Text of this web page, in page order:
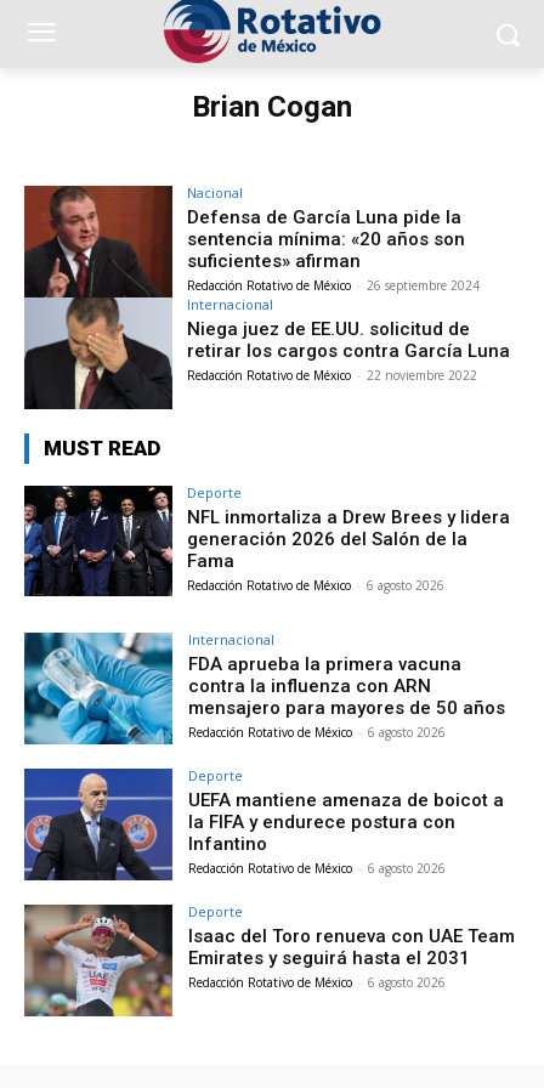
Brian Cogan
Nacional
Defensa de García Luna pide la
sentencia mínima: «20 años son
suficientes» afirman
Redacción Rotativo de México - 26 septiembre 2024
Internacional
Niega juez de EE.UU. solicitud de
retirar los cargos contra García Luna
Redacción Rotativo de México - 22 noviembre 2022
MUST READ
Deporte
NFL inmortaliza a Drew Brees y lidera
generación 2026 del Salón de la
Fama
Redacción Rotativo de México - 6 agosto 2026
Internacional
FDA aprueba la primera vacuna
contra la influenza con ARN
mensajero para mayores de 50 años
Redacción Rotativo de México - 6 agosto 2026
Deporte
UEFA mantiene amenaza de boicot a
la FIFA y endurece postura con
Infantino
Redacción Rotativo de México - 6 agosto 2026
Deporte
Isaac del Toro renueva con UAE Team
Emirates y seguirá hasta el 2031
Redacción Rotativo de México - 6 agosto 2026